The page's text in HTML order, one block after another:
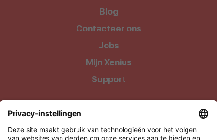
Blog
Contacteer ons
Jobs
Mijn Xenius
Support
Wij geven onze klanten waar ze recht op hebben: Kwalitatieve